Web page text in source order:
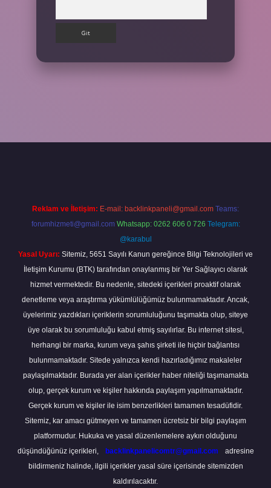
Reklam ve İletişim: E-mail: backlinkpaneli@gmail.com Teams:
forumhizmeti@gmail.com Whatsapp: 0262 606 0 726 Telegram:
@karabul
Yasal Uyarı: Sitemiz, 5651 Sayılı Kanun gereğince Bilgi Teknolojileri ve
İletişim Kurumu (BTK) tarafından onaylanmış bir Yer Sağlayıcı olarak
hizmet vermektedir. Bu nedenle, sitedeki içerikleri proaktif olarak
denetleme veya araştırma yükümlülüğümüz bulunmamaktadır. Ancak,
üyelerimiz yazdıkları içeriklerin sorumluluğunu taşımakta olup, siteye
üye olarak bu sorumluluğu kabul etmiş sayılırlar. Bu internet sitesi,
herhangi bir marka, kurum veya şahıs şirketi ile hiçbir bağlantısı
bulunmamaktadır. Sitede yalnızca kendi hazırladığımız makaleler
paylaşılmaktadır. Burada yer alan içerikler haber niteliği taşımamakta
olup, gerçek kurum ve kişiler hakkında paylaşım yapılmamaktadır.
Gerçek kurum ve kişiler ile isim benzerlikleri tamamen tesadüfidir.
Sitemiz, kar amacı gütmeyen ve tamamen ücretsiz bir bilgi paylaşım
platformudur. Hukuka ve yasal düzenlemelere aykırı olduğunu
düşündüğünüz içerikleri,
backlinkpanelicomtr@gmail.com
adresine
bildirmeniz halinde, ilgili içerikler yasal süre içerisinde sitemizden
kaldırılacaktır.